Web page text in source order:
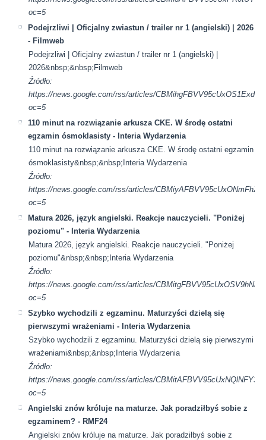
oc=5
Podejrzliwi | Oficjalny zwiastun / trailer nr 1 (angielski) | 2026
- Filmweb
Podejrzliwi | Oficjalny zwiastun / trailer nr 1 (angielski) |
2026&nbsp;&nbsp;Filmweb
Źródło:
https://news.google.com/rss/articles/
oc=5
110 minut na rozwiązanie arkusza CKE. W środę ostatni
egzamin ósmoklasisty - Interia Wydarzenia
110 minut na rozwiązanie arkusza CKE. W środę ostatni egzamin
ósmoklasisty&nbsp;&nbsp;Interia Wydarzenia
Źródło:
https://news.google.com/rss/articles/
oc=5
Matura 2026, język angielski. Reakcje nauczycieli. "Poniżej
poziomu" - Interia Wydarzenia
Matura 2026, język angielski. Reakcje nauczycieli. "Poniżej
poziomu"&nbsp;&nbsp;Interia Wydarzenia
Źródło:
https://news.google.com/rss/articles/
oc=5
Szybko wychodzili z egzaminu. Maturzyści dzielą się
pierwszymi wrażeniami - Interia Wydarzenia
Szybko wychodzili z egzaminu. Maturzyści dzielą się pierwszymi
wrażeniami&nbsp;&nbsp;Interia Wydarzenia
Źródło:
https://news.google.com/rss/articles/
oc=5
Angielski znów króluje na maturze. Jak poradziłbyś sobie z
egzaminem? - RMF24
Angielski znów króluje na maturze. Jak poradziłbyś sobie z